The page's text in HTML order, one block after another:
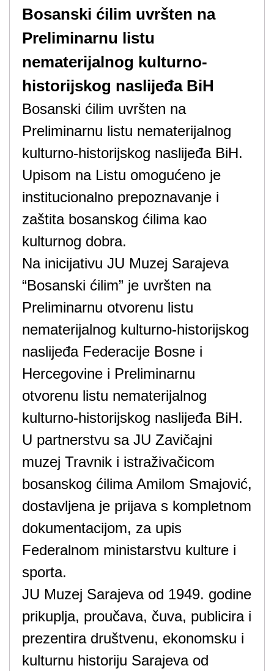
Bosanski ćilim uvršten na
Preliminarnu listu
nematerijalnog kulturno-
historijskog naslijeđa BiH
Bosanski ćilim uvršten na
Preliminarnu listu nematerijalnog
kulturno-historijskog naslijeđa BiH.
Upisom na Listu omogućeno je
institucionalno prepoznavanje i
zaštita bosanskog ćilima kao
kulturnog dobra.
Na inicijativu JU Muzej Sarajeva
“Bosanski ćilim” je uvršten na
Preliminarnu otvorenu listu
nematerijalnog kulturno-historijskog
naslijeđa Federacije Bosne i
Hercegovine i Preliminarnu
otvorenu listu nematerijalnog
kulturno-historijskog naslijeđa BiH.
U partnerstvu sa JU Zavičajni
muzej Travnik i istraživačicom
bosanskog ćilima Amilom Smajović,
dostavljena je prijava s kompletnom
dokumentacijom, za upis
Federalnom ministarstvu kulture i
sporta.
JU Muzej Sarajeva od 1949. godine
prikuplja, proučava, čuva, publicira i
prezentira društvenu, ekonomsku i
kulturnu historiju Sarajeva od